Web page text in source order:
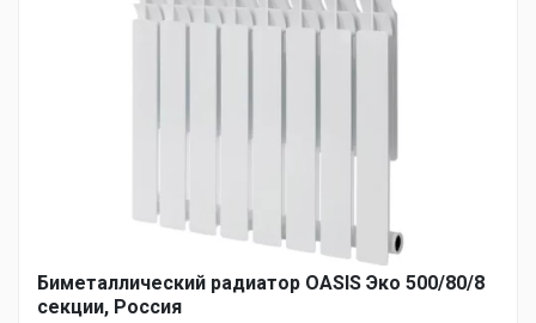
Биметаллический радиатор OASIS Эко 500/80/8
секции, Россия